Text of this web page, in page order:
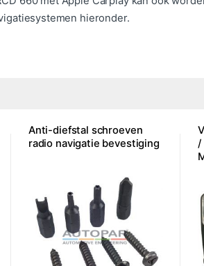
hieronder.
Anti-diefstal schroeven
radio navigatie bevestiging
/